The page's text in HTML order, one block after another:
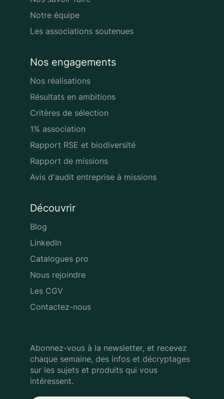
Notre équipe
Les associations soutenues
Nos engagements
Nos réalisations
Résultats en ambitions
Critères de sélection
1% association
Rapport RSE et biodiversité
Rapport de missions
Avis d'audit entreprise à missions
Découvrir
Blog
LinkedIn
Catalogues pro
Nous rejoindre
Les CGV
Contactez-nous
Abonnez-vous à la newsletter, et recevez
chaque semaine, des infos et décryptages
sur les sujets et produits qui vous
intéressent.